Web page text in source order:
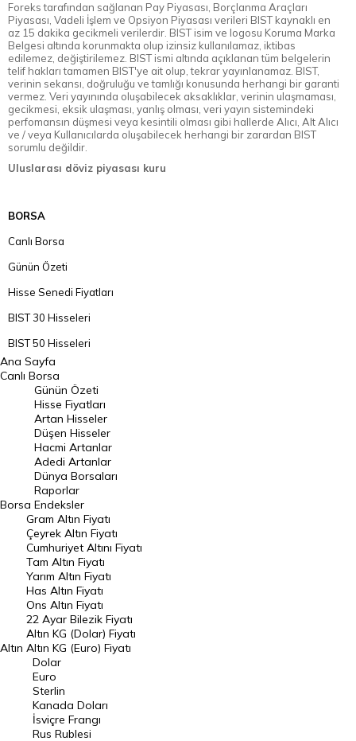
Foreks tarafından sağlanan Pay Piyasası, Borçlanma Araçları
Piyasası, Vadeli İşlem ve Opsiyon Piyasası verileri BIST kaynaklı en
az 15 dakika gecikmeli verilerdir. BIST isim ve logosu Koruma Marka
Belgesi altında korunmakta olup izinsiz kullanılamaz, iktibas
edilemez, değiştirilemez. BIST ismi altında açıklanan tüm belgelerin
telif hakları tamamen BIST'ye ait olup, tekrar yayınlanamaz. BIST,
verinin sekansı, doğruluğu ve tamlığı konusunda herhangi bir garanti
vermez. Veri yayınında oluşabilecek aksaklıklar, verinin ulaşmaması,
gecikmesi, eksik ulaşması, yanlış olması, veri yayın sistemindeki
perfomansın düşmesi veya kesintili olması gibi hallerde Alıcı, Alt Alıcı
ve / veya Kullanıcılarda oluşabilecek herhangi bir zarardan BIST
sorumlu değildir.
Uluslarası döviz piyasası kuru
BORSA
Canlı Borsa
Günün Özeti
Hisse Senedi Fiyatları
BIST 30 Hisseleri
BIST 50 Hisseleri
BIST 100 Hisseleri
En Çok Artan Hisseler
En Çok Düşen Hisseler
Hacmi Artanlar
Geçmiş Kapanışlar
Dünya Borsaları
Raporlar
Endeksler
DÖVİZ
Döviz Kuru
Dolar Kuru
Euro Kuru
Pound Kuru
Frank Kuru
Riyal Kuru
Ana Sayfa
Canlı Borsa
Borsa
Günün Özeti
Hisse Fiyatları
Artan Hisseler
Düşen Hisseler
Hacmi Artanlar
Adedi Artanlar
Dünya Borsaları
Raporlar
Endeksler
Altın
Gram Altın Fiyatı
Çeyrek Altın Fiyatı
Cumhuriyet Altını Fiyatı
Tam Altın Fiyatı
Yarım Altın Fiyatı
Has Altın Fiyatı
Ons Altın Fiyatı
22 Ayar Bilezik Fiyatı
Altın KG (Dolar) Fiyatı
Altın KG (Euro) Fiyatı
Dolar
Euro
Sterlin
Kanada Doları
İsviçre Frangı
Rus Rublesi